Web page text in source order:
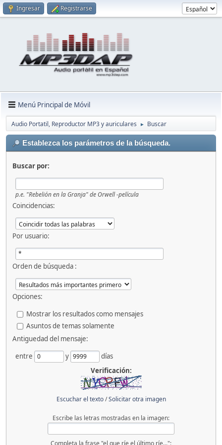
Ingresar Registrarse
Menú Principal de Móvil
Audio Portatil, Reproductor MP3 y auriculares ► Buscar
Establezca los parámetros de la búsqueda.
Buscar por:
p.e. "Rebelión en la Granja" de Orwell -película
Coincidencias:
Por usuario:
Orden de búsqueda :
Opciones:
Mostrar los resultados como mensajes
Asuntos de temas solamente
Antiguedad del mensaje:
entre
y
días
Verificación:
Escuchar el texto/Solicitar otra imagen
Escribe las letras mostradas en la imagen: